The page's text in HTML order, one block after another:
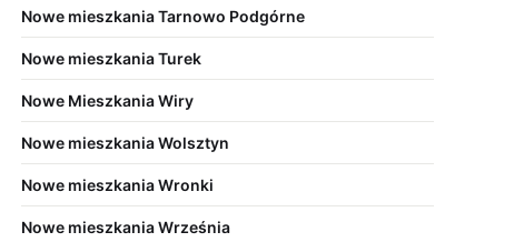
Nowe mieszkania Tarnowo Podgórne
Nowe mieszkania Turek
Nowe Mieszkania Wiry
Nowe mieszkania Wolsztyn
Nowe mieszkania Wronki
Nowe mieszkania Września